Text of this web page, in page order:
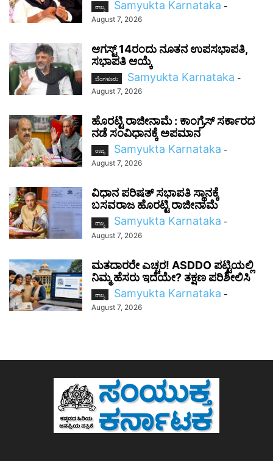
ರಾಜ್ಯ Samyukta Karnataka -
August 7, 2026
ಆಗಸ್ಟ್ 14ರಂದು ನೂತನ ಉಪಸಭಾಪತಿ,
ಸಭಾಪತಿ ಆಯ್ಕೆ
ಬೆಂಗಳೂರು Samyukta Karnataka -
August 7, 2026
ಹೊರಟ್ಟಿ ರಾಜೀನಾಮೆ : ಕಾಂಗ್ರೆಸ್ ಸರ್ಕಾರದ
ನಡೆ ಸಂವಿಧಾನಕ್ಕೆ ಅಪಮಾನ
ರಾಜ್ಯ Samyukta Karnataka -
August 7, 2026
ವಿಧಾನ ಪರಿಷತ್ ಸಭಾಪತಿ ಸ್ಥಾನಕ್ಕೆ
ಬಸವರಾಜ ಹೊರಟ್ಟಿ ರಾಜೀನಾಮೆ
ರಾಜ್ಯ Samyukta Karnataka -
August 7, 2026
ಮತದಾರರೇ ಎಚ್ಚರ! ASDDO ಪಟ್ಟಿಯಲ್ಲಿ
ನಿಮ್ಮ ಹೆಸರು ಇದೆಯೇ? ತಕ್ಷಣ ಪರಿಶೀಲಿಸಿ
ರಾಜ್ಯ Samyukta Karnataka -
August 7, 2026